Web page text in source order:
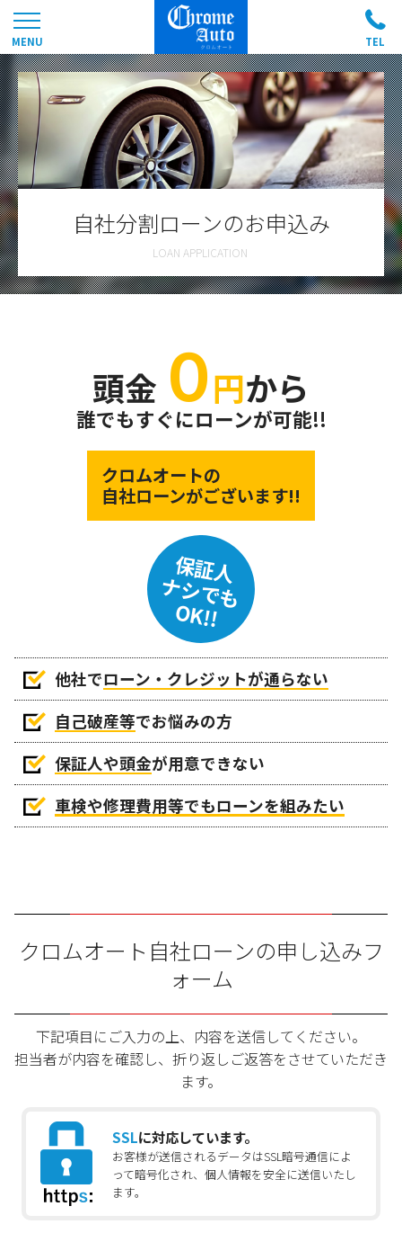
自社分割ローンのお申込み
頭金 ０円から
誰でもすぐにローンが可能!!
クロムオートの
自社ローンがございます!!
保証人
ナシでも
OK!!
他社でローン・クレジットが通らない
自己破産等でお悩みの方
保証人や頭金が用意できない
車検や修理費用等でもローンを組みたい
クロムオート自社ローンの申し込みフ
ォーム
下記項目にご入力の上、内容を送信してください。
担当者が内容を確認し、折り返しご返答をさせていただき
ます。
SSLに対応しています。
お客様が送信されるデータはSSL暗号通信によ
って暗号化され、個人情報を安全に送信いたし
ます。